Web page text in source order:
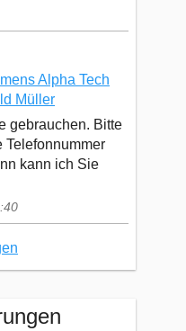
Alpha Tech
Müller
gebrauchen. Bitte
Telefonnummer
kann ich Sie